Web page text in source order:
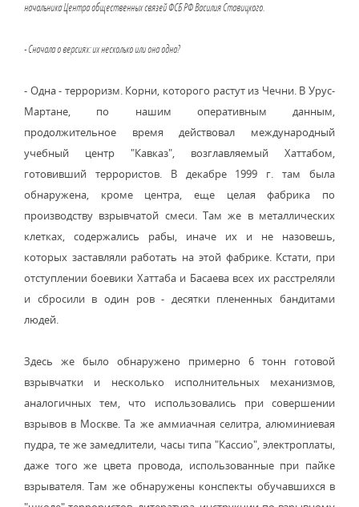
начальника Центра общественных связей ФСБ РФ Василия Ставицкого.
- Сначала о версиях: их несколько или она одна?
- Одна - терроризм. Корни, которого растут из Чечни. В Урус-
Мартане, по нашим оперативным данным,
продолжительное время действовал международный
учебный центр "Кавказ", возглавляемый Хаттабом,
готовивший террористов. В декабре 1999 г. там была
обнаружена, кроме центра, еще целая фабрика по
производству взрывчатой смеси. Там же в металлических
клетках, содержались рабы, иначе их и не назовешь,
которых заставляли работать на этой фабрике. Кстати, при
отступлении боевики Хаттаба и Басаева всех их расстреляли
и сбросили в один ров - десятки плененных бандитами
людей.
Здесь же было обнаружено примерно 6 тонн готовой
взрывчатки и несколько исполнительных механизмов,
аналогичных тем, что использовались при совершении
взрывов в Москве. Та же аммиачная селитра, алюминиевая
пудра, те же замедлители, часы типа "Кассио", электроплаты,
даже того же цвета провода, использованные при пайке
взрывателя. Там же обнаружены конспекты обучавшихся в